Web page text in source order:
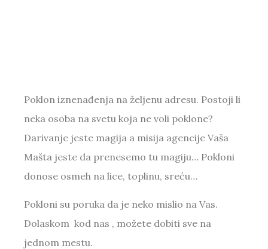
Poklon iznenađenja na željenu adresu. Postoji li
neka osoba na svetu koja ne voli poklone?
Darivanje jeste magija a misija agencije Vaša
Mašta jeste da prenesemo tu magiju… Pokloni
donose osmeh na lice, toplinu, sreću…
Pokloni su poruka da je neko mislio na Vas.
Dolaskom kod nas , možete dobiti sve na
jednom mestu.